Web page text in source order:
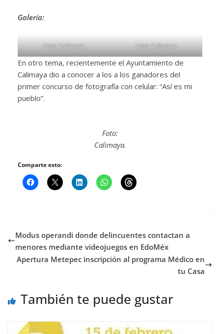
Galería:
Foto: Calimaya. Foto: Calimaya.
En otro tema, recientemente el Ayuntamiento de
Calimaya dio a conocer a los a los ganadores del
primer concurso de fotografía con celular: “Así es mi
pueblo”.
Foto:
Calimaya.
Comparte esto:
Modus operandi donde delincuentes contactan a
menores mediante videojuegos en EdoMéx
Apertura Metepec inscripción al programa Médico en
tu Casa
También te puede gustar